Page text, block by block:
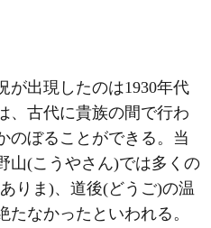
が出現したのは1930年代
、古代に貴族の間で行わ
のぼることができる。当
山(こうやさん)では多くの
りま)、道後(どうご)の温
なかったといわれる。